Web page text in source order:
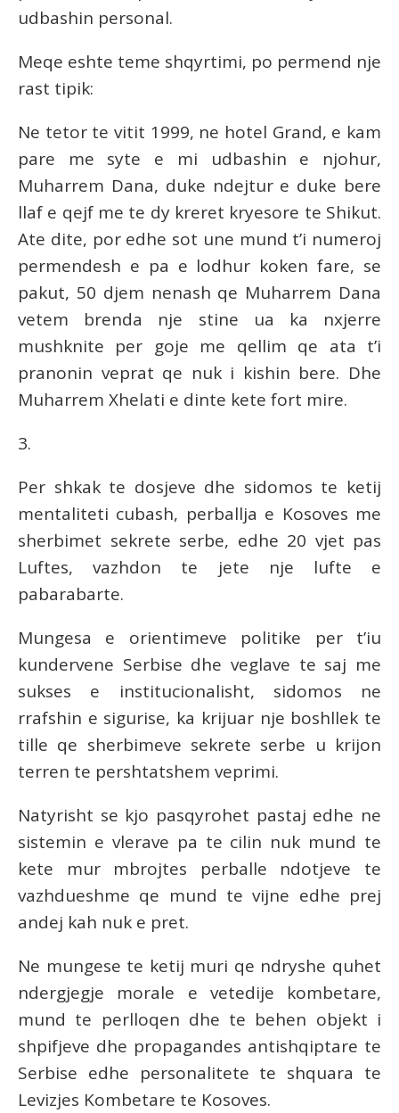
udbashin personal.
Meqe eshte teme shqyrtimi, po permend nje
rast tipik:
Ne tetor te vitit 1999, ne hotel Grand, e kam
pare me syte e mi udbashin e njohur,
Muharrem Dana, duke ndejtur e duke bere
llaf e qejf me te dy kreret kryesore te Shikut.
Ate dite, por edhe sot une mund t’i numeroj
permendesh e pa e lodhur koken fare, se
pakut, 50 djem nenash qe Muharrem Dana
vetem brenda nje stine ua ka nxjerre
mushknite per goje me qellim qe ata t’i
pranonin veprat qe nuk i kishin bere. Dhe
Muharrem Xhelati e dinte kete fort mire.
3.
Per shkak te dosjeve dhe sidomos te ketij
mentaliteti cubash, perballja e Kosoves me
sherbimet sekrete serbe, edhe 20 vjet pas
Luftes, vazhdon te jete nje lufte e
pabarabarte.
Mungesa e orientimeve politike per t’iu
kundervene Serbise dhe veglave te saj me
sukses e institucionalisht, sidomos ne
rrafshin e sigurise, ka krijuar nje boshllek te
tille qe sherbimeve sekrete serbe u krijon
terren te pershtatshem veprimi.
Natyrisht se kjo pasqyrohet pastaj edhe ne
sistemin e vlerave pa te cilin nuk mund te
kete mur mbrojtes perballe ndotjeve te
vazhdueshme qe mund te vijne edhe prej
andej kah nuk e pret.
Ne mungese te ketij muri qe ndryshe quhet
ndergjegje morale e vetedije kombetare,
mund te perlloqen dhe te behen objekt i
shpifjeve dhe propagandes antishqiptare te
Serbise edhe personalitete te shquara te
Levizjes Kombetare te Kosoves.